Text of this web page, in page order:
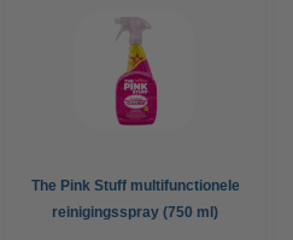
The Pink Stuff multifunctionele
reinigingsspray (750 ml)